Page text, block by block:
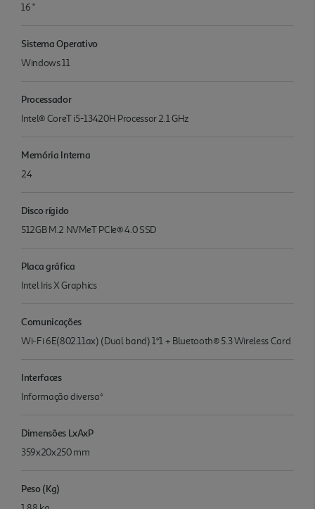
16 "
Sistema Operativo
Windows 11
Processador
Intel® CoreT i5-13420H Processor 2.1 GHz
Memória Interna
24
Disco rígido
512GB M.2 NVMeT PCIe® 4.0 SSD
Placa gráfica
Intel Iris X Graphics
Comunicações
Wi-Fi 6E(802.11ax) (Dual band) 1*1 + Bluetooth® 5.3 Wireless Card
Interfaces
Informação diversa*
Dimensões LxAxP
359x20x250 mm
Peso (Kg)